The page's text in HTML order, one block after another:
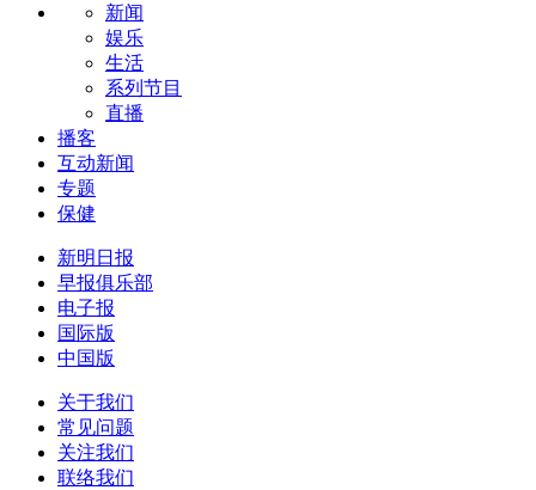
新闻
娱乐
生活
系列节目
直播
播客
互动新闻
专题
保健
新明日报
早报俱乐部
电子报
国际版
中国版
关于我们
常见问题
关注我们
联络我们